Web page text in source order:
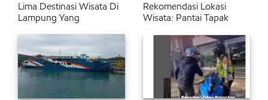
Lima Destinasi Wisata Di
Lampung Yang
Rekomendasi Lokasi
Wisata: Pantai Tapak